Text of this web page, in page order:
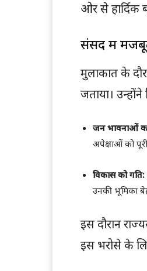
ओर से हार्दिक
संसद में
मुलाकात के
जताया।
जन भावनाओं
अपेक्षाओं को
विकास को गति:
उनकी भूमिका
इस दौरान
इस भरोसे के